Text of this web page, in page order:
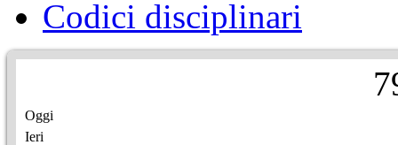
Codici disciplinari
7
Oggi
Ieri